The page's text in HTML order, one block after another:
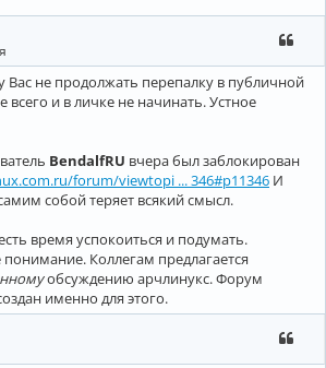
Вас не продолжать перепалку в публичной
и в личке не начинать. Устное
BendalfRU вчера был заблокирован
forum/viewtopi ... 346#p11346 И
собой теряет всякий смысл.
время успокоиться и подумать.
Коллегам предлагается
обсуждению арчлинукс. Форум
именно для этого.